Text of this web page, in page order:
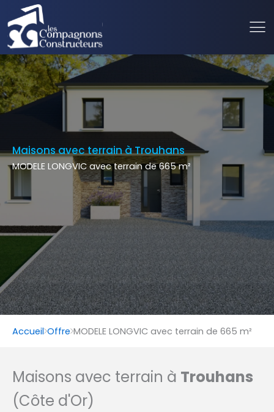
Maisons avec terrain à Trouhans
MODELE LONGVIC avec terrain de 665 m²
Accueil Offre MODELE LONGVIC avec terrain de 665 m²
Maisons avec terrain à Trouhans
(Côte d'Or)